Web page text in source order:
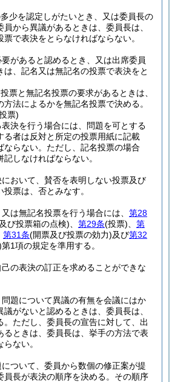
少を認定しがたいとき、又は委員長の
から異議があるときは、委員長は、
で表決をとらなければならない。
があると認めるとき、又は出席委員
は、記名又は無記名の投票で表決をと
票と無記名投票の要求があるときは、
法によるかを無記名投票で決める。
票)
決を行う場合には、問題を可とする
る者は反対と所定の投票用紙に記載
らない。 ただし、記名投票の場合
しなければならない。
おいて、賛否を表明しない投票及び
票は、否とみなす。
は無記名投票を行う場合には、 第28
び投票箱の点検) 第29条(投票)
第
第31条(開票及び投票の効力)及び第32
第1項の規定を準用する。
の表決の訂正を求めることができな
題について異議の有無を会議にはか
議がないと認めるときは、委員長は、
ただし、委員長の宣告に対して、出
るときは、委員長は、挙手の方法で表
ない。
ついて、委員から数個の修正案が提
長が表決の順序を決める。 その順序